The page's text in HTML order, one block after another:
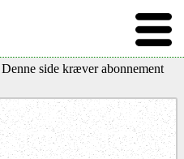
Denne side kræver abonnement